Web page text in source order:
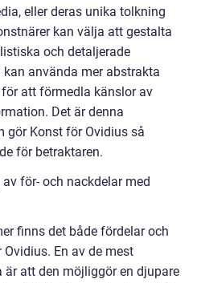
eller deras unika tolkning
kan välja att gestalta
och detaljerade
använda mer abstrakta
att förmedla känslor av
Det är denna
gör Konst för Ovidius så
för betraktaren.
för- och nackdelar med
finns det både fördelar och
En av de mest
att den möjliggör en djupare